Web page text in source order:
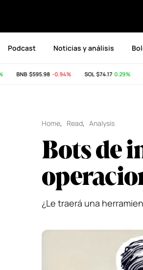
Podcast Noticias y análisis
BNB$595.98 -0.94% SOL$74.17 0.29%
Home, Read, Analysis
Bots de
¿Le traerá una